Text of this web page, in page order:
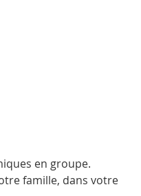
en groupe.
famille, dans votre